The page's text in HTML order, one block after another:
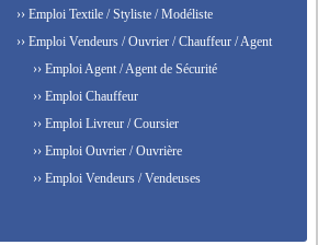
›› Emploi Textile / Styliste / Modéliste
›› Emploi Vendeurs / Ouvrier / Chauffeur / Agent
›› Emploi Agent / Agent de Sécurité
›› Emploi Chauffeur
›› Emploi Livreur / Coursier
›› Emploi Ouvrier / Ouvrière
›› Emploi Vendeurs / Vendeuses